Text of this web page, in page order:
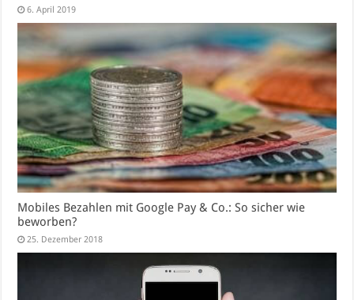
6. April 2019
Mobiles Bezahlen mit Google Pay & Co.: So sicher wie
beworben?
25. Dezember 2018